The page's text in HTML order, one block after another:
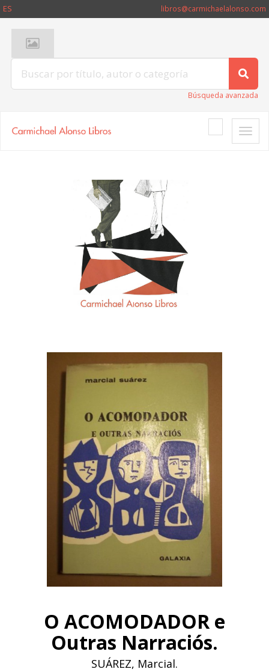
ES libros@carmichaelalonso.com
Búsqueda avanzada
Toggle
O ACOMODADOR e
Outras Narraciós.
SUÁREZ, Marcial.